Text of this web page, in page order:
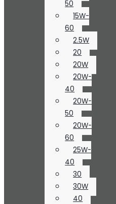
50
15W-
60
2.5W
20
20W
20W-
40
20W-
50
20W-
60
25W-
40
30
30W
40